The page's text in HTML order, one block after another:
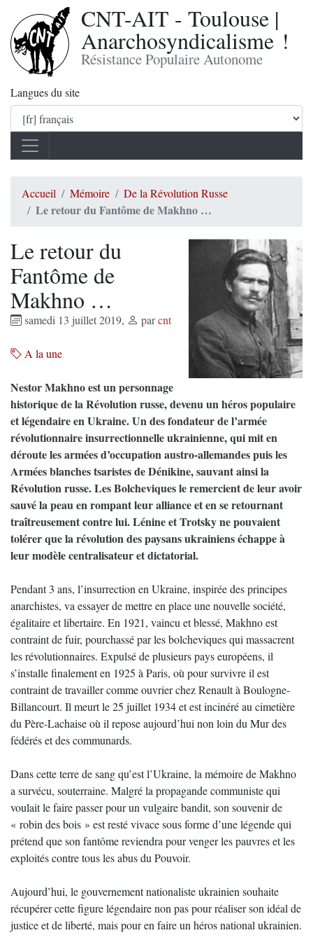
CNT-AIT - Toulouse |
Anarchosyndicalisme !
Résistance Populaire Autonome
Langues du site
Accueil Mémoire De la Révolution Russe
Le retour du Fantôme de Makhno …
Le retour du
Fantôme de
Makhno …
samedi 13 juillet 2019, parcnt
A la une
Nestor Makhno est un personnage
historique de la Révolution russe, devenu un héros populaire
et légendaire en Ukraine. Un des fondateur de l’armée
révolutionnaire insurrectionnelle ukrainienne, qui mit en
déroute les armées d’occupation austro-allemandes puis les
Armées blanches tsaristes de Dénikine, sauvant ainsi la
Révolution russe. Les Bolcheviques le remercient de leur avoir
sauvé la peau en rompant leur alliance et en se retournant
traîtreusement contre lui. Lénine et Trotsky ne pouvaient
tolérer que la révolution des paysans ukrainiens échappe à
leur modèle centralisateur et dictatorial.
Pendant 3 ans, l’insurrection en Ukraine, inspirée des principes
anarchistes, va essayer de mettre en place une nouvelle société,
égalitaire et libertaire. En 1921, vaincu et blessé, Makhno est
contraint de fuir, pourchassé par les bolcheviques qui massacrent
les révolutionnaires. Expulsé de plusieurs pays européens, il
s’installe finalement en 1925 à Paris, où pour survivre il est
contraint de travailler comme ouvrier chez Renault à Boulogne-
Billancourt. Il meurt le 25 juillet 1934 et est incinéré au cimetière
du Père-Lachaise où il repose aujourd’hui non loin du Mur des
fédérés et des communards.
Dans cette terre de sang qu’est l’Ukraine, la mémoire de Makhno
a survécu, souterraine. Malgré la propagande communiste qui
voulait le faire passer pour un vulgaire bandit, son souvenir de
« robin des bois » est resté vivace sous forme d’une légende qui
prétend que son fantôme reviendra pour venger les pauvres et les
exploités contre tous les abus du Pouvoir.
Aujourd’hui, le gouvernement nationaliste ukrainien souhaite
récupérer cette figure légendaire non pas pour réaliser son idéal de
justice et de liberté, mais pour en faire un héros national ukrainien.